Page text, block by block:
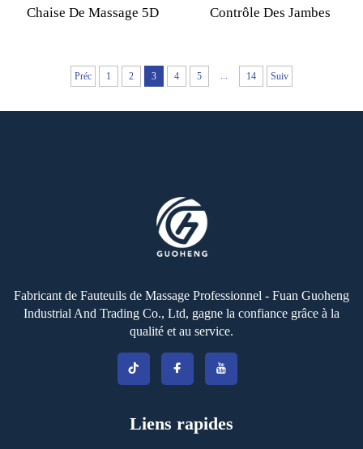
Chaise De Massage 5D
Humain, Zéro Gravité,
Contrôle Vocal Par
Contrôle Des Jambes
4D Électrique Dos Et Cou
Dubai Tech 2025
Préc 1 2 3 4 5 ... 14 Suiv
Fabricant de Fauteuils de Massage Professionnel - Fuan Guoheng
Industrial And Trading Co., Ltd, gagne la confiance grâce à la
qualité et au service.
Liens rapides